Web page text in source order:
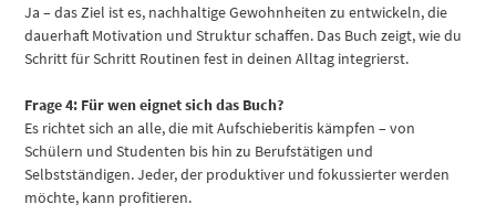
Ja – das Ziel ist es, nachhaltige Gewohnheiten zu entwickeln, die
dauerhaft Motivation und Struktur schaffen. Das Buch zeigt, wie du
Schritt für Schritt Routinen fest in deinen Alltag integrierst.
Frage 4: Für wen eignet sich das Buch?
Es richtet sich an alle, die mit Aufschieberitis kämpfen – von
Schülern und Studenten bis hin zu Berufstätigen und
Selbstständigen. Jeder, der produktiver und fokussierter werden
möchte, kann profitieren.